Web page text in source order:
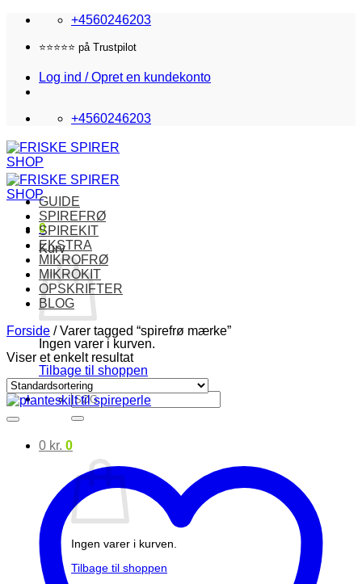
Fortsæt
indhold
+4560246203
⭐️⭐️⭐️⭐️⭐️ på Trustpilot
Log ind / Opret en kundekonto
+4560246203
0
Kurv
Ingen varer i kurven.
Tilbage til shoppen
Søg
efter:
0 kr. 0
Ingen varer i kurven.
Tilbage til shoppen
GUIDE
SPIREFRØ
SPIREKIT
EKSTRA
MIKROFRØ
MIKROKIT
OPSKRIFTER
BLOG
Forside /Varer tagged “spirefrø mærke”
Viser et enkelt resultat